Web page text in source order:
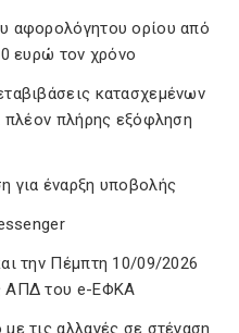
αφορολόγητου ορίου από
ευρώ τον χρόνο
κατασχεμένων
πλέον πλήρης εξόφληση
για έναρξη υποβολής
την Πέμπτη 10/09/2026
ΑΠΔ του e-ΕΦΚΑ
τις αλλαγές σε στέγαση